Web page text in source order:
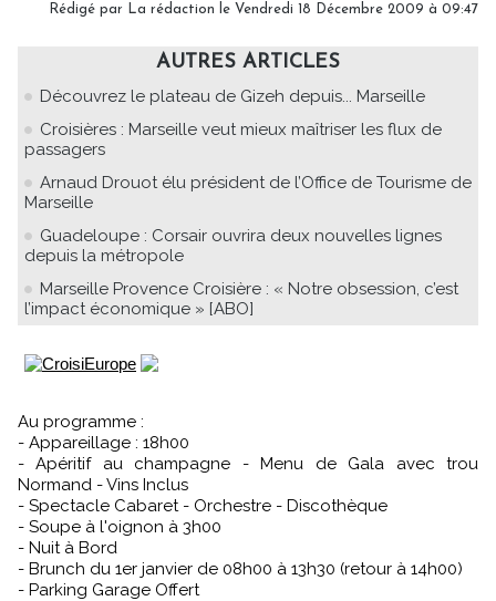
Rédigé par La rédaction le Vendredi 18 Décembre 2009 à 09:47
AUTRES ARTICLES
Découvrez le plateau de Gizeh depuis... Marseille
Croisières : Marseille veut mieux maîtriser les flux de
passagers
Arnaud Drouot élu président de l’Office de Tourisme de
Marseille
Guadeloupe : Corsair ouvrira deux nouvelles lignes
depuis la métropole
Marseille Provence Croisière : « Notre obsession, c’est
l’impact économique » [ABO]
Au programme :
- Appareillage : 18h00
- Apéritif au champagne - Menu de Gala avec trou
Normand - Vins Inclus
- Spectacle Cabaret - Orchestre - Discothèque
- Soupe à l'oignon à 3h00
- Nuit à Bord
- Brunch du 1er janvier de 08h00 à 13h30 (retour à 14h00)
- Parking Garage Offert